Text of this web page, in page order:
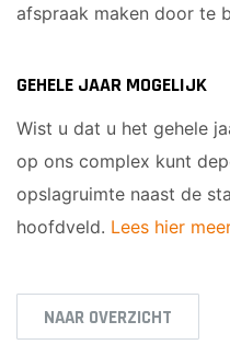
afspraak maken door te
GEHELE JAAR MOGELIJK
Wist u dat u het gehele
op ons complex kunt
opslagruimte naast de
hoofdveld. Lees hier meer
NAAR OVERZICHT